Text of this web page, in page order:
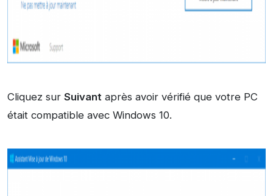
Cliquez sur Suivant après avoir vérifié que votre PC
était compatible avec Windows 10.